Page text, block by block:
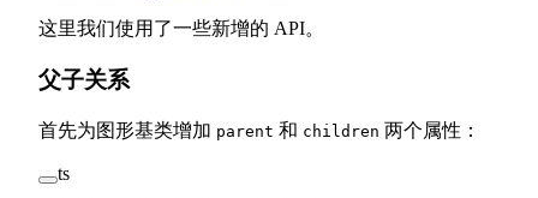
这里我们使用了一些新增的 API。
父子关系
首先为图形基类增加 parent 和 children 两个属性：
ts